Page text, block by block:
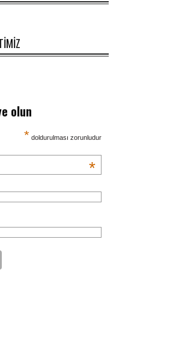
olun
* doldurulması zorunludur
*